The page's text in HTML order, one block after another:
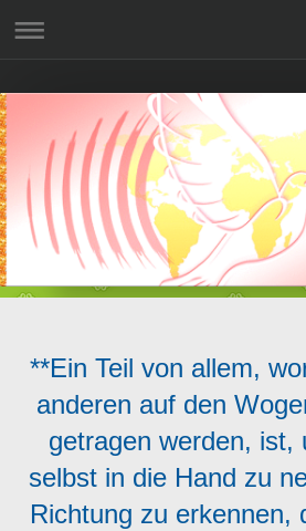
**Ein Teil von allem,
anderen auf den
getragen werden, ist,
selbst in die Hand zu
Richtung zu erkennen,